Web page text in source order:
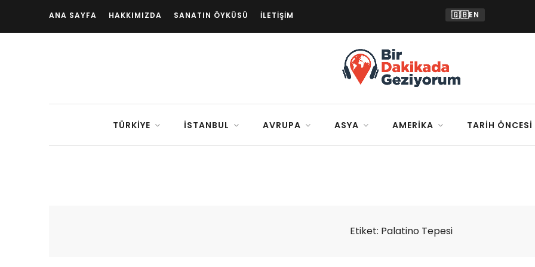
ANA SAYFA HAKKIMIZDA SANATIN ÖYKÜSÜ İLETIŞIM 🇬🇧EN
TÜRKIYE İSTANBUL AVRUPA ASYA AMERIKA TARIH ÖNCESI
Etiket: Palatino Tepesi